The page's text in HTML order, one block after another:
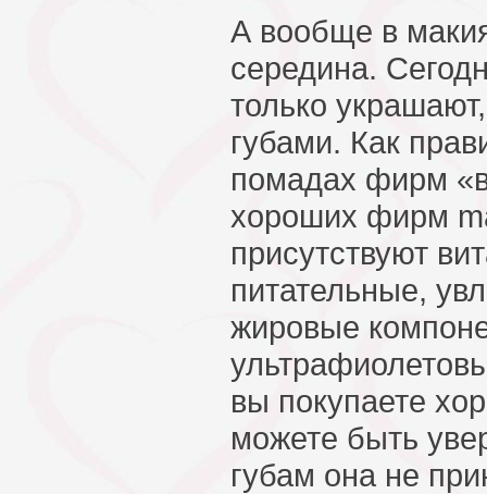
А вообще в
середина.
только
губами. Как
помадах фирм
хороших фирм
присутствуют
питательные,
жировые
вы покупаете
можете быть
губам она не